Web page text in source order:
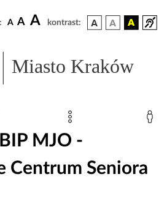
A A A kontrast:
Miasto Kraków
MJO -
Centrum Seniora